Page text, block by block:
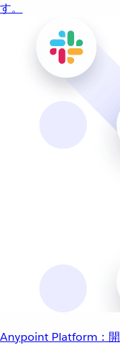
す。
Anypoint Platform：